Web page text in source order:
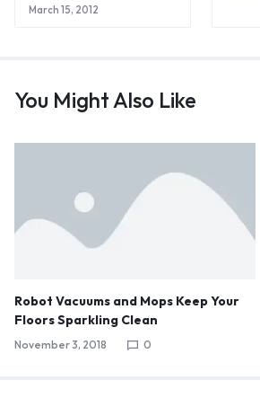
March 15, 2012
You Might Also Like
Robot Vacuums and Mops Keep Your
Floors Sparkling Clean
November 3, 2018 0